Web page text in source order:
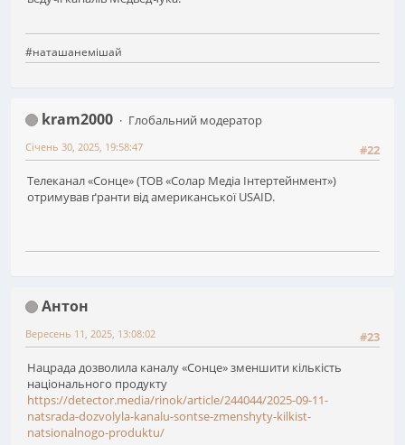
#наташанемішай
kram2000
Глобальний модератор
#22
Січень 30, 2025, 19:58:47
Телеканал «Сонце» (ТОВ «Солар Медіа Інтертейнмент»)
отримував ґранти від американської USAID.
Антон
#23
Вересень 11, 2025, 13:08:02
Нацрада дозволила каналу «Сонце» зменшити кількість
національного продукту
https://detector.media/rinok/article/244044/2025-09-11-
natsrada-dozvolyla-kanalu-sontse-zmenshyty-kilkist-
natsionalnogo-produktu/